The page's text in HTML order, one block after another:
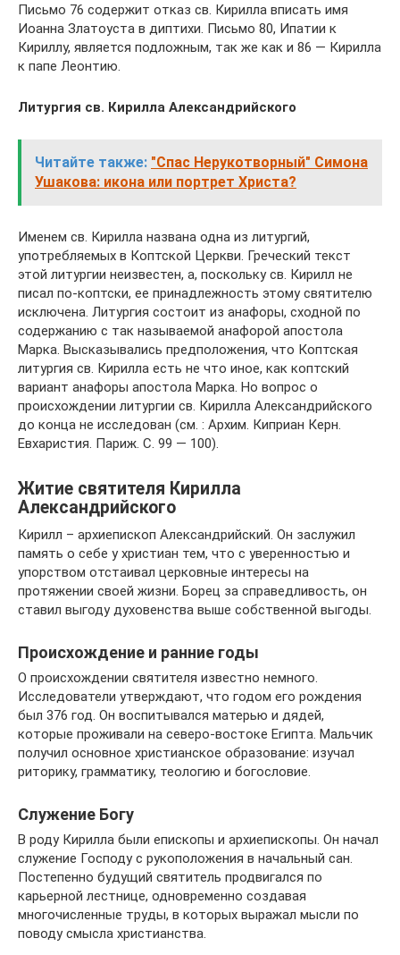
Письмо 76 содержит отказ св. Кирилла вписать имя
Иоанна Златоуста в диптихи. Письмо 80, Ипатии к
Кириллу, является подложным, так же как и 86 — Кирилла
к папе Леонтию.
Литургия св. Кирилла Александрийского
Читайте также: "Спас Нерукотворный" Симона
Ушакова: икона или портрет Христа?
Именем св. Кирилла названа одна из литургий,
употребляемых в Коптской Церкви. Греческий текст
этой литургии неизвестен, а, поскольку св. Кирилл не
писал по-коптски, ее принадлежность этому святителю
исключена. Литургия состоит из анафоры, сходной по
содержанию с так называемой анафорой апостола
Марка. Высказывались предположения, что Коптская
литургия св. Кирилла есть не что иное, как коптский
вариант анафоры апостола Марка. Но вопрос о
происхождении литургии св. Кирилла Александрийского
до конца не исследован (см. : Архим. Киприан Керн.
Евхаристия. Париж. С. 99 — 100).
Житие святителя Кирилла
Александрийского
Кирилл – архиепископ Александрийский. Он заслужил
память о себе у христиан тем, что с уверенностью и
упорством отстаивал церковные интересы на
протяжении своей жизни. Борец за справедливость, он
ставил выгоду духовенства выше собственной выгоды.
Происхождение и ранние годы
О происхождении святителя известно немного.
Исследователи утверждают, что годом его рождения
был 376 год. Он воспитывался матерью и дядей,
которые проживали на северо-востоке Египта. Мальчик
получил основное христианское образование: изучал
риторику, грамматику, теологию и богословие.
Служение Богу
В роду Кирилла были епископы и архиепископы. Он начал
служение Господу с рукоположения в начальный сан.
Постепенно будущий святитель продвигался по
карьерной лестнице, одновременно создавая
многочисленные труды, в которых выражал мысли по
поводу смысла христианства.